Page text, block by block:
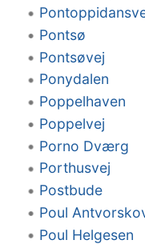
Pontsø
Pontsøvej
Ponydalen
Poppelhaven
Poppelvej
Porno Dværg
Porthusvej
Postbude
Poul
Poul Helgesen